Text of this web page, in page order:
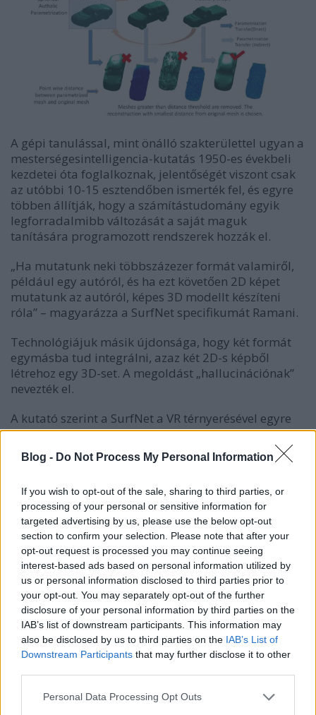
Blog - Do Not Process My Personal Information
If you wish to opt-out of the sale, sharing to third parties, or
processing of your personal or sensitive information for
targeted advertising by us, please use the below opt-out
section to confirm your selection. Please note that after your
opt-out request is processed you may continue seeing
interest-based ads based on personal information utilized by
us or personal information disclosed to third parties prior to
your opt-out. You may separately opt-out of the further
disclosure of your personal information by third parties on the
IAB’s list of downstream participants. This information may
also be disclosed by us to third parties on the IAB’s List of
Downstream Participants that may further disclose it to other
Please note that this website/app uses one or more Google
Personal Data Processing Opt Outs
A gépi tanulással, mint önálló szakterülettel ugyan a
mesterségesintelligencia-kutatás 1950-es évekbeli
kezdetei óta foglalkoznak, jelentőségét viszont csak
az utóbbi 10-15 esztendőben ismerték fel, és egyre
többen állítják, hogy a számítástudomány egyik
legforradalmibb változását a saját maguk
tanítására programozott rendszerek hozzák el.
„Ha mutatunk neki többszázezer formát valamiről,
például egy autóról, és ha ezt követően 2D képet
mutatunk az autóról, képes 3D modellt készíteni
róla” – magyarázza a SurfNet specifikumát Ramani.
Technológiájuk másik újdonsága, hogy két formát
egymásba tud integrálni, azaz két 2D-s képből
létrehoz egy 3D-set. A megoldást „hallucinációnak”
nevezték el.
A kutató szerint a SurfNet a VR térnyerésével egyre
hangsúlyosabb lesz, és bízik benne, hogy az
átalakítási folyamat hamarosan pillanatokig fog
csak tartani. Úgy véli, hogy pár éven belül nem
valóság között. Filmes párhuzammal szemléltet: a
kamera 2D-ben rögzíti a képeket, de a VR-ben
minden 3D-nek tűnik.